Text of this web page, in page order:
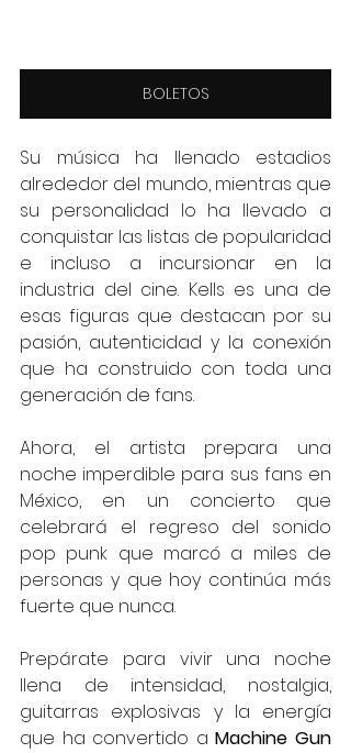
BOLETOS
Su música ha llenado estadios
alrededor del mundo, mientras que
su personalidad lo ha llevado a
conquistar las listas de popularidad
e incluso a incursionar en la
industria del cine. Kells es una de
esas figuras que destacan por su
pasión, autenticidad y la conexión
que ha construido con toda una
generación de fans.
Ahora, el artista prepara una
noche imperdible para sus fans en
México, en un concierto que
celebrará el regreso del sonido
pop punk que marcó a miles de
personas y que hoy continúa más
fuerte que nunca.
Prepárate para vivir una noche
llena de intensidad, nostalgia,
guitarras explosivas y la energía
que ha convertido a Machine Gun